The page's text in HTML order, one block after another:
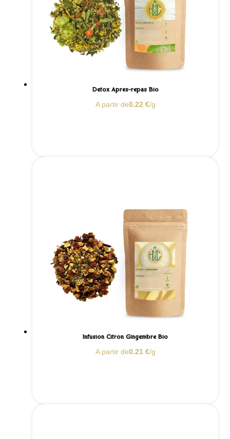
Détox Après-repas Bio
A partir de0.22 €/g
Infusion Citron Gingembre Bio
A partir de0.21 €/g